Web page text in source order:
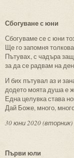
Сбогуване с юни
Сбогуваме се с юни
Ще го запомня
Пътувах, с чадъра
за да се радвам на
И бих пътувал аз и
додето моята душа е
Една целувка става
Дай Боже, много,
30 юни 2020 (вторник)
Първи юли